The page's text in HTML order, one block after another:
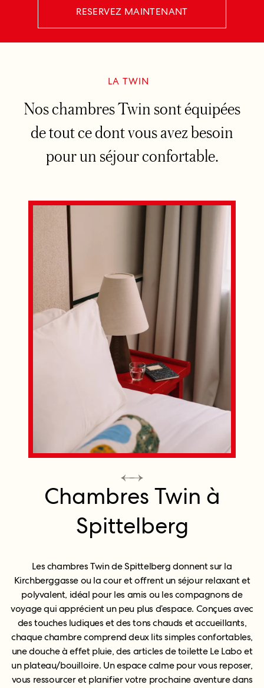
RESERVEZ MAINTENANT
LA TWIN
Nos chambres Twin sont équipées
de tout ce dont vous avez besoin
pour un séjour confortable.
Chambres Twin à
Spittelberg
Les chambres Twin de Spittelberg donnent sur la
Kirchberggasse ou la cour et offrent un séjour relaxant et
polyvalent, idéal pour les amis ou les compagnons de
voyage qui apprécient un peu plus d’espace. Conçues avec
des touches ludiques et des tons chauds et accueillants,
chaque chambre comprend deux lits simples confortables,
une douche à effet pluie, des articles de toilette Le Labo et
un plateau/bouilloire. Un espace calme pour vous reposer,
vous ressourcer et planifier votre prochaine aventure dans